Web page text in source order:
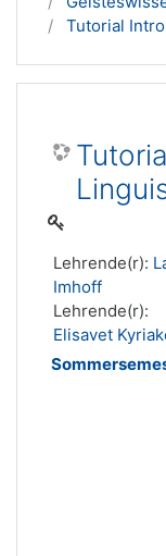
Tutorial
Lehrende(r):
Imhoff
Lehrende(r):
Elisavet